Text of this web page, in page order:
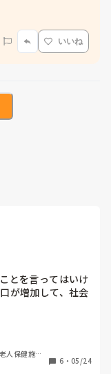
いいね
とを言ってはいけ
が増加して、社会
も増えていくなか
べきときではない
人保健施設,
6 ・ 05/24